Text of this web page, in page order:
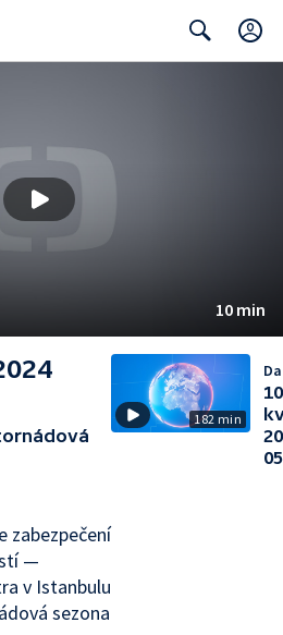
10 min
zabezpečení
—
v Istanbulu
sezona
182 min